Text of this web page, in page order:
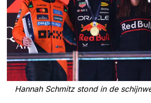
Hannah Schmitz stond in de